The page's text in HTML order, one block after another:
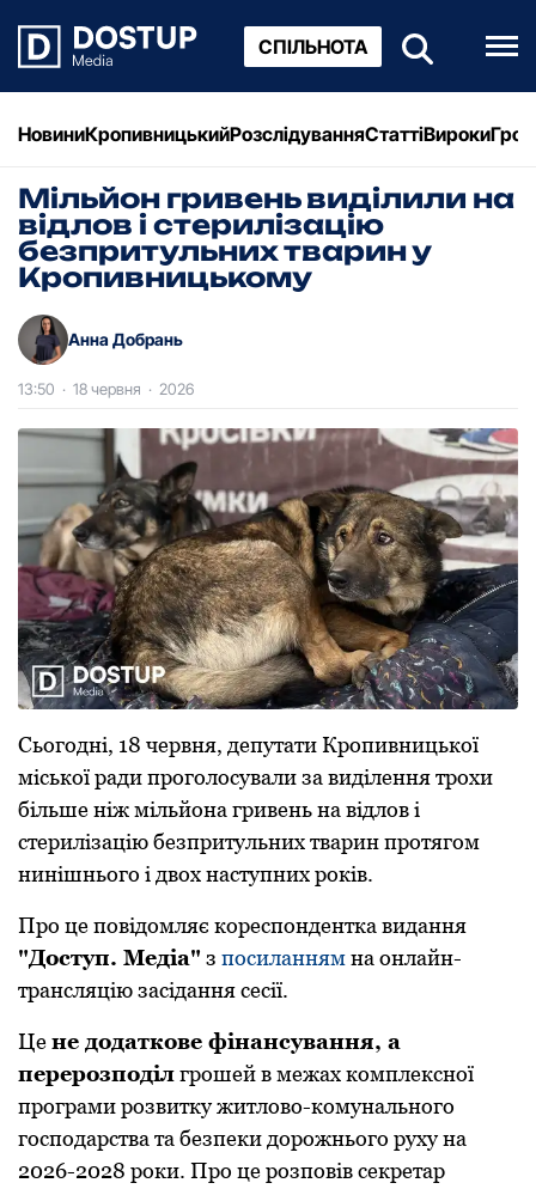
СПІЛЬНОТА
НовиниКропивницькийРозслідуванняСтаттіВироки
Мільйон гривень виділили на
відлов і стерилізацію
безпритульних тварин у
Кропивницькому
Анна Добрань
13:50 · 18 червня · 2026
Сьогодні, 18 червня, депутати Кропивницької
міської ради проголосували за виділення трохи
більше ніж мільйона гривень на відлов і
стерилізацію безпритульних тварин протягом
нинішнього і двох наступних років.
Про це повідомляє кореспондентка видання
"Доступ. Медіа" з посиланнямна онлайн-
трансляцію засідання сесії.
Цене додаткове фінансування, а
перерозподілгрошей в межах комплексної
програми розвитку житлово-комунального
господарства та безпеки дорожнього руху на
2026-2028 роки. Про це розповів секретар